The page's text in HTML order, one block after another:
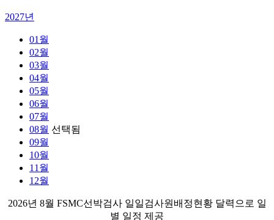
2027년
01월
02월
03월
04월
05월
06월
07월
08월 선택됨
09월
10월
11월
12월
2026년 8월 FSMC선박검사 일일검사원배정현황 달력으로 일
별 일정 제공